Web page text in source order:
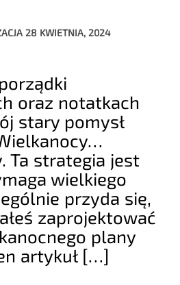
28 KWIETNIA, 2024
oraz notatkach
stary pomysł
Ta strategia jest
wielkiego
przyda się,
zaprojektować
plany
artykuł […]